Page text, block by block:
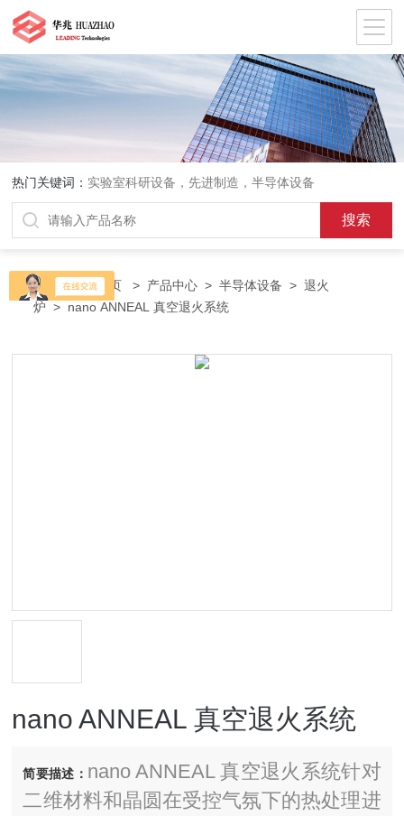
热门关键词： 实验室科研设备，先进制造，半导体设备
当前位置：首页 > 产品中心 >半导体设备 >退火
炉 > nano ANNEAL 真空退火系统
nano ANNEAL 真空退火系统
简要描述： nano ANNEAL 真空退火系统针对
二维材料和晶圆在受控气氛下的热处理进